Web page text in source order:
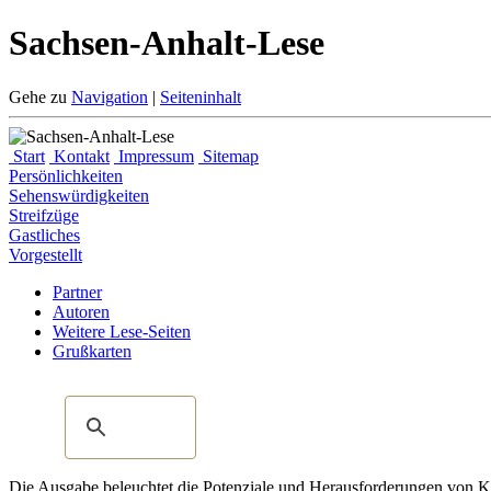
Sachsen-Anhalt-Lese
Gehe zu Navigation | Seiteninhalt
Start Kontakt Impressum Sitemap
Persönlichkeiten
Sehenswürdigkeiten
Streifzüge
Gastliches
Vorgestellt
Partner
Autoren
Weitere Lese-Seiten
Grußkarten
Die Ausgabe beleuchtet die Potenziale und Herausforderungen